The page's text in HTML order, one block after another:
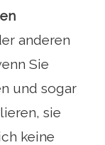
anderen
Sie
und sogar
sie
keine